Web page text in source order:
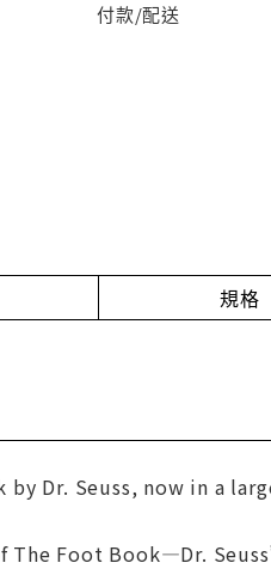
付款/配送
規格
Dr. Seuss, now in a
Foot Book—Dr.